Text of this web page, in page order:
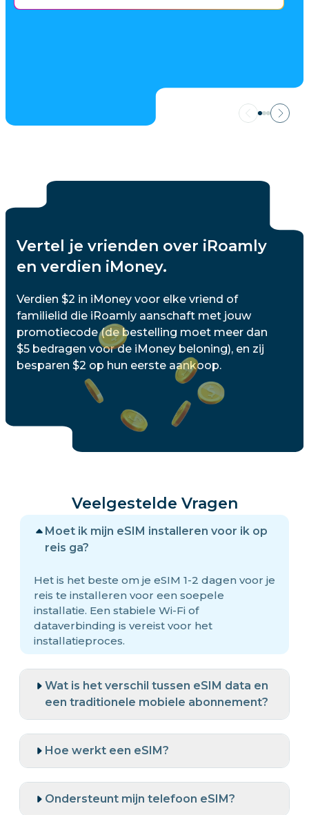
Vertel je vrienden over iRoamly
en verdien iMoney.
Verdien $2 in iMoney voor elke vriend of
familielid die iRoamly aanschaft met jouw
promotiecode (de bestelling moet meer dan
$5 bedragen voor de iMoney beloning), en zij
besparen $2 op hun eerste aankoop.
Veelgestelde Vragen
Moet ik mijn eSIM installeren voor ik op
reis ga?
Het is het beste om je eSIM 1-2 dagen voor je
reis te installeren voor een soepele
installatie. Een stabiele Wi-Fi of
dataverbinding is vereist voor het
installatieproces.
Wat is het verschil tussen eSIM data en
een traditionele mobiele abonnement?
Hoe werkt een eSIM?
Ondersteunt mijn telefoon eSIM?